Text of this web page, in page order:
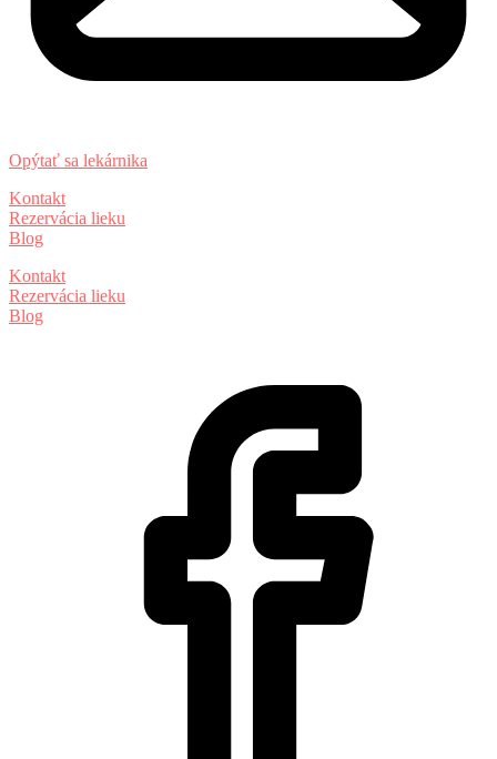
Opýtať sa lekárnika
Kontakt
Rezervácia lieku
Blog
Kontakt
Rezervácia lieku
Blog